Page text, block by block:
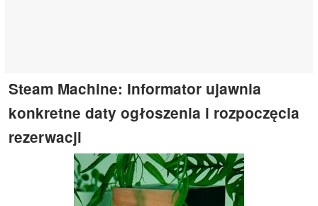
Steam Machine: Informator ujawnia
konkretne daty ogłoszenia i rozpoczęcia
rezerwacji